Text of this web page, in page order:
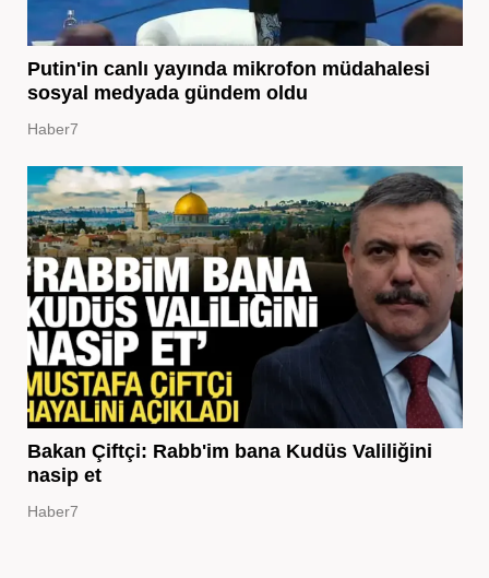
Putin'in canlı yayında mikrofon müdahalesi
sosyal medyada gündem oldu
Haber7
Bakan Çiftçi: Rabb'im bana Kudüs Valiliğini
nasip et
Haber7